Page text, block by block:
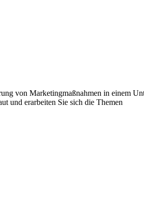
von Marketingmaßnahmen in einem
und erarbeiten Sie sich die Themen